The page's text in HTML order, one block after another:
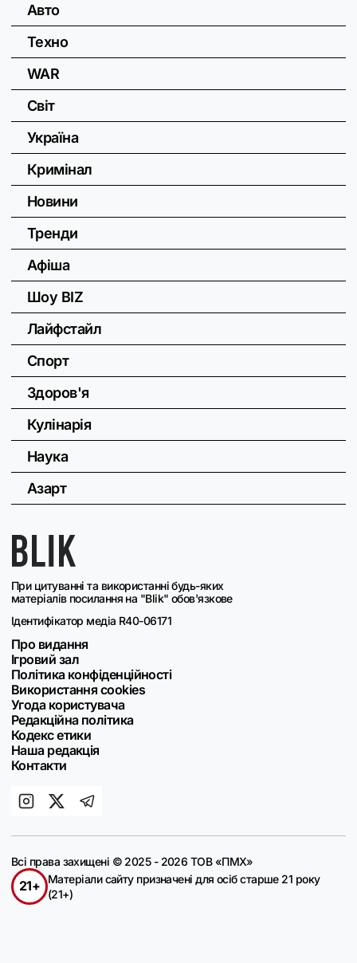
При цитуванні та використанні будь-яких
матеріалів посилання на "Blik" обов'язкове
Ідентифікатор медіа R40-06171
Про видання
Ігровий зал
Політика конфіденційності
Використання cookies
Угода користувача
Редакційна політика
Кодекс етики
Наша редакція
Контакти
Авто
Техно
WAR
Світ
Україна
Кримінал
Новини
Тренди
Афіша
Шоу BIZ
Лайфстайл
Спорт
Здоров'я
Кулінарія
Наука
Азарт
Всі права захищені © 2025 - 2026 ТОВ «ПМХ»
21+
Матеріали сайту призначені для осіб старше 21 року
(21+)